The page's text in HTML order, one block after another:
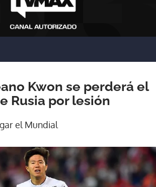
Kwon se perderá el
Rusia por lesión
el Mundial